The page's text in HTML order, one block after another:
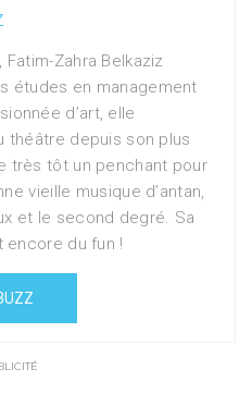
Zahra Belkaziz
études en management
d’art, elle
théâtre depuis son plus
très tôt un penchant pour
vieille musique d’antan,
et le second degré. Sa
encore du fun !